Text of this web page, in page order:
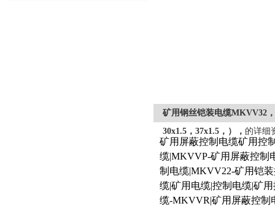
矿用钢丝铠装电缆MKVV32
30x1.5，37x1.5，）， 的详细
矿用屏蔽控制电缆矿用控
缆|MKVVP-矿用屏蔽控制
制电缆|MKVV22-矿用铠
缆|矿用电缆|控制电缆|矿
缆-MKVVR|矿用屏蔽控制